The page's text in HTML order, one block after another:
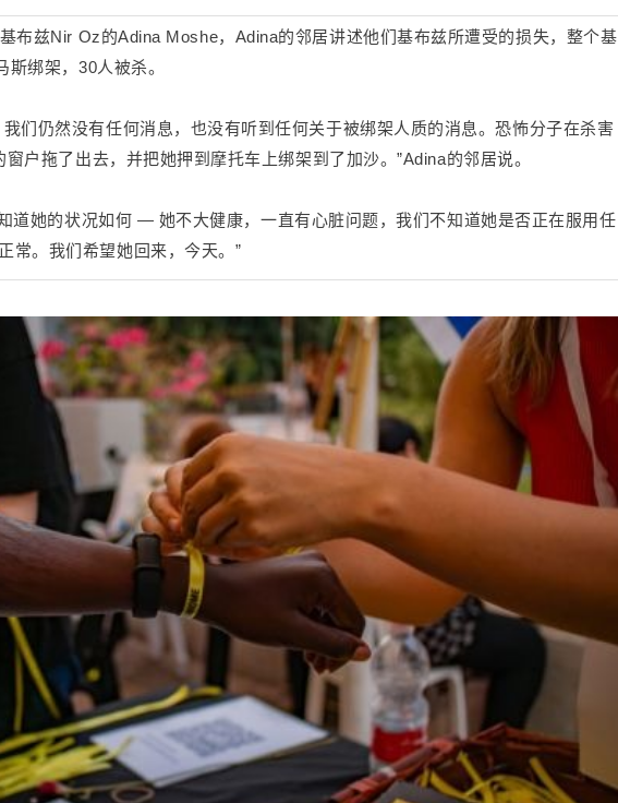
布兹Nir Oz的Adina Moshe，Adina的邻居讲述他们基布兹所遭受的损失，整个基
绑架，30人被杀。
们仍然没有任何消息，也没有听到任何关于被绑架人质的消息。恐怖分子在杀害
户拖了出去，并把她押到摩托车上绑架到了加沙。”Adina的邻居说。
道她的状况如何 — 她不大健康，一直有心脏问题，我们不知道她是否正在服用任
常。我们希望她回来，今天。”